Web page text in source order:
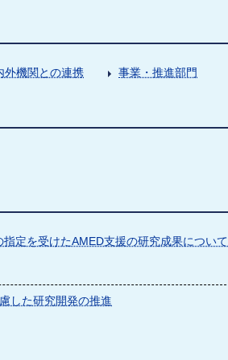
外機関との連携 事業・推進部門
定を受けたAMED支援の研究成果について
した研究開発の推進